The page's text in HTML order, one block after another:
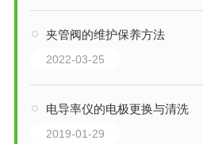
夹管阀的维护保养方法
2022-03-25
电导率仪的电极更换与清洗
2019-01-29